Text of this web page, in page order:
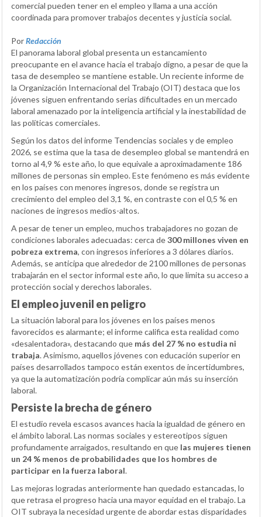
comercial pueden tener en el empleo y llama a una acción
coordinada para promover trabajos decentes y justicia social.
PorRedacción
El panorama laboral global presenta un estancamiento
preocupante en el avance hacia el trabajo digno, a pesar de que la
tasa de desempleo se mantiene estable. Un reciente informe de
la Organización Internacional del Trabajo (OIT) destaca que los
jóvenes siguen enfrentando serias dificultades en un mercado
laboral amenazado por la inteligencia artificial y la inestabilidad de
las políticas comerciales.
Según los datos del informe Tendencias sociales y de empleo
2026, se estima que la tasa de desempleo global se mantendrá en
torno al 4,9 % este año, lo que equivale a aproximadamente 186
millones de personas sin empleo. Este fenómeno es más evidente
en los países con menores ingresos, donde se registra un
crecimiento del empleo del 3,1 %, en contraste con el 0,5 % en
naciones de ingresos medios-altos.
A pesar de tener un empleo, muchos trabajadores no gozan de
condiciones laborales adecuadas: cerca de300 millones viven en
pobreza extrema, con ingresos inferiores a 3 dólares diarios.
Además, se anticipa que alrededor de 2100 millones de personas
trabajarán en el sector informal este año, lo que limita su acceso a
protección social y derechos laborales.
El empleo juvenil en peligro
La situación laboral para los jóvenes en los países menos
favorecidos es alarmante; el informe califica esta realidad como
«desalentadora», destacando que más del 27 % no estudia ni
trabaja. Asimismo, aquellos jóvenes con educación superior en
países desarrollados tampoco están exentos de incertidumbres,
ya que la automatización podría complicar aún más su inserción
laboral.
Persiste la brecha de género
El estudio revela escasos avances hacia la igualdad de género en
el ámbito laboral. Las normas sociales y estereotipos siguen
profundamente arraigados, resultando en que las mujeres tienen
un 24 % menos de probabilidades que los hombres de
participar en la fuerza laboral.
Las mejoras logradas anteriormente han quedado estancadas, lo
que retrasa el progreso hacia una mayor equidad en el trabajo. La
OIT subraya la necesidad urgente de abordar estas disparidades